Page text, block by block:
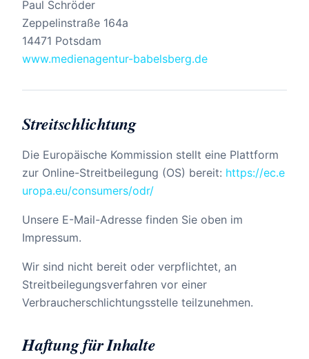
Paul Schröder
Zeppelinstraße 164a
14471 Potsdam
www.medienagentur-babelsberg.de
Streitschlichtung
Die Europäische Kommission stellt eine Plattform
zur Online-Streitbeilegung (OS) bereit: https://ec.e
uropa.eu/consumers/odr/
Unsere E-Mail-Adresse finden Sie oben im
Impressum.
Wir sind nicht bereit oder verpflichtet, an
Streitbeilegungsverfahren vor einer
Verbraucherschlichtungsstelle teilzunehmen.
Haftung für Inhalte